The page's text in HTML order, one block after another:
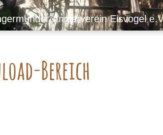
Anglerverein Eisvogel
Bereich